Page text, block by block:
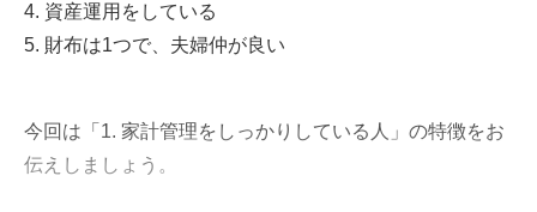
4. 資産運用をしている
5. 財布は1つで、夫婦仲が良い
今回は「1. 家計管理をしっかりしている人」の特徴をお
伝えしましょう。